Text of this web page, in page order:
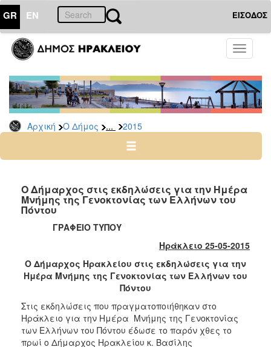
GR EN ΕΙΣΟΔΟΣ
Toggle
Αρχική Ο Δήμος ... 2015
ΔΗΜΟΣ
Δελτία
Τύπου
Αρχείο
2026
2024
2022
2018
2016
2015
Ο Δήμαρχος στις εκδηλώσεις για την Ημέρα
Μνήμης της Γενοκτονίας των Ελλήνων του
Πόντου
ΓΡΑΦΕΙΟ ΤΥΠΟΥ
Ηράκλειο 25-05-2015
Ο Δήμαρχος Ηρακλείου στις εκδηλώσεις για την
Ημέρα Μνήμης της Γενοκτονίας των Ελλήνων του
Πόντου
Στις εκδηλώσεις που πραγματοποιήθηκαν στο
Ηράκλειο για την Ημέρα Μνήμης της Γενοκτονίας
των Ελλήνων του Πόντου έδωσε το παρόν χθες το
πρωί ο Δήμαρχος Ηρακλείου κ. Βασίλης